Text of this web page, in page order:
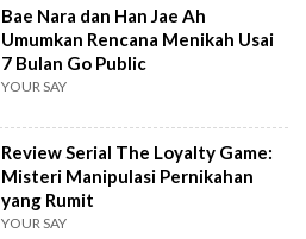
Bae Nara dan Han Jae Ah
Umumkan Rencana Menikah Usai
7 Bulan Go Public
YOUR SAY
Review Serial The Loyalty Game:
Misteri Manipulasi Pernikahan
yang Rumit
YOUR SAY